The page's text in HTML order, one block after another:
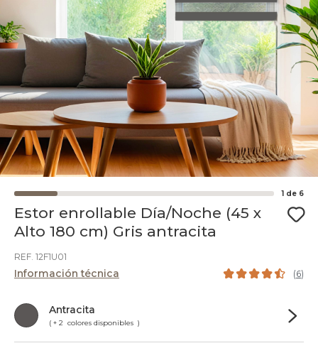
1 de 6
Estor enrollable Día/Noche (45 x
Alto 180 cm) Gris antracita
REF. 12F1U01
Información técnica (6)
Antracita
( + 2 colores disponibles )